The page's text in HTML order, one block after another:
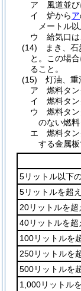
ア
風道並
イ
炉からア
メートル
ウ
給気口
(14)
まき、
と。
この場
ること。
(15)
灯油、重
ア
燃料タ
イ
燃料タ
ウ
燃料タ
のない燃
エ
燃料タ
する金属板
5リットル以下
5リットルを超
20リットルを
40リットルを
100リットルを
250リットルを
500リットルを
1,000リットル